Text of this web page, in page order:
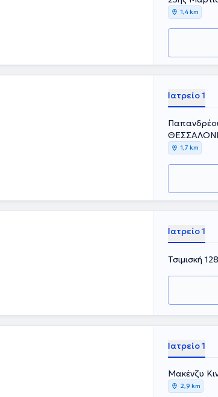
1,4 km
Ιατρείο 1
1,7 km
Ιατρείο 1
Τσιμισκή
Ιατρείο 1
Μακένζυ
2,9 km